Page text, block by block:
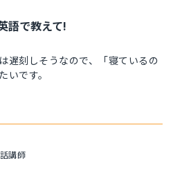
語で教えて!
遅刻しそうなので、「寝ているの
いです。
講師